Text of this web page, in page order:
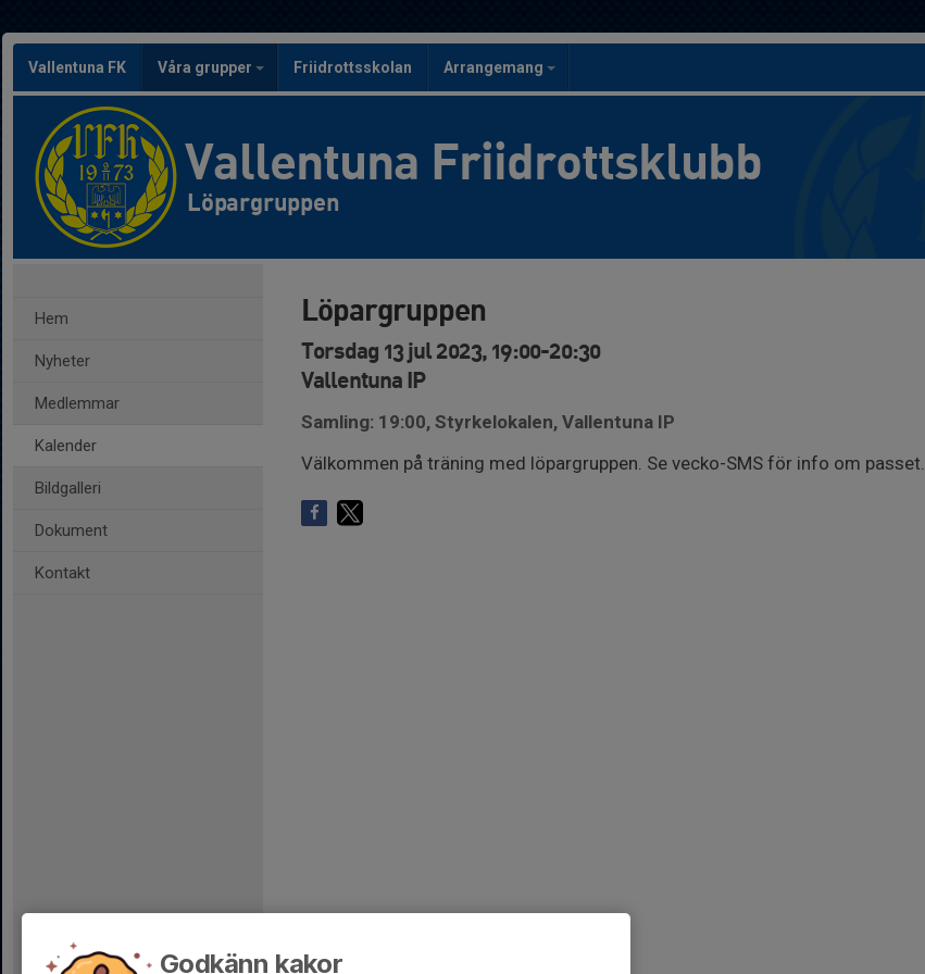
Vallentuna FK Våra grupper Friidrottsskolan Arrangemang
Vallentuna Friidrottsklubb
Löpargruppen
Hem
Nyheter
Medlemmar
Kalender
Bildgalleri
Dokument
Kontakt
Löpargruppen
Torsdag 13 jul 2023, 19:00-20:30
Vallentuna IP
Samling: 19:00, Styrkelokalen, Vallentuna IP
Välkommen på träning med löpargruppen. Se vecko-SMS för info om passet.
Godkänn kakor